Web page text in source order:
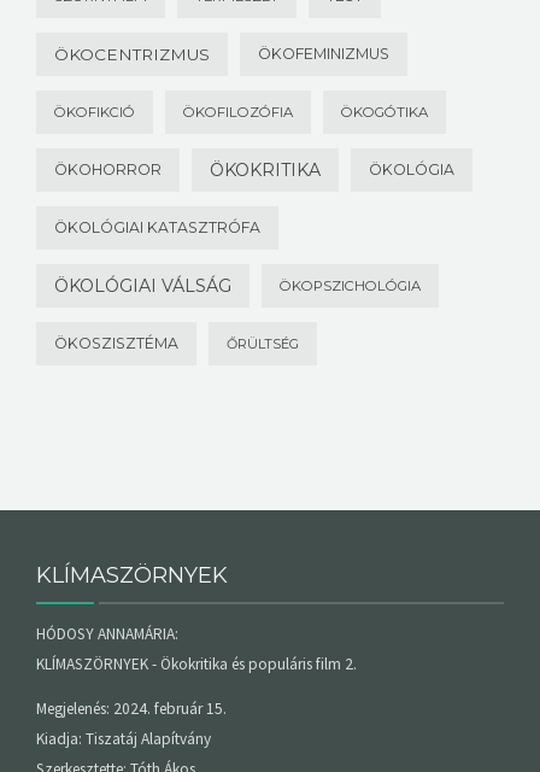
ÖKOCENTRIZMUS ÖKOFEMINIZMUS
ÖKOFIKCIÓ ÖKOFILOZÓFIA ÖKOGÓTIKA
ÖKOHORROR ÖKOKRITIKA ÖKOLÓGIA
ÖKOLÓGIAI KATASZTRÓFA
ÖKOLÓGIAI VÁLSÁG ÖKOPSZICHOLÓGIA
ÖKOSZISZTÉMA ŐRÜLTSÉG
KLÍMASZÖRNYEK
HÓDOSY ANNAMÁRIA:
KLÍMASZÖRNYEK - Ökokritika és populáris film 2.
Megjelenés: 2024. február 15.
Kiadja: Tiszatáj Alapítvány